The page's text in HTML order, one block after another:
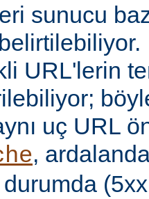
sunucu
URL'lerin
uç URL
,
durumda